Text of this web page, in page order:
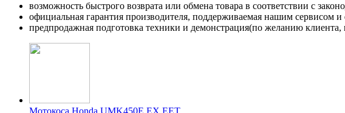
возможность быстрого возврата или обмена товара в соответствии с
официальная гарантия производителя, поддерживаемая нашим
предпродажная подготовка техники и демонстрация(по желанию